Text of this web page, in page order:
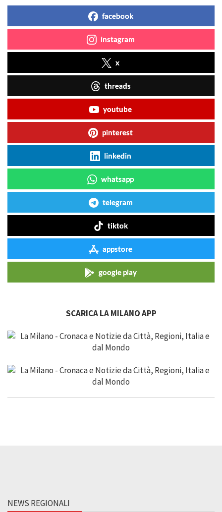
facebook
instagram
x
threads
youtube
pinterest
linkedin
whatsapp
telegram
tiktok
appstore
google play
SCARICA LA MILANO APP
NEWS REGIONALI